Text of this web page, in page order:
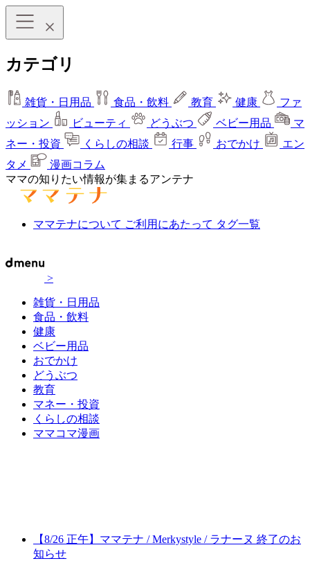
カテゴリ
雑貨・日用品 食品・飲料 教育 健康
ファ
ッション
ビューティ どうぶつ ベビー用品
マ
ネー・投資
くらしの相談 行事 おでかけ
エン
タメ
漫画コラム
ママの知りたい情報が集まるアンテナ
ママテナについて ご利用にあたって タグ一覧
>
雑貨・日用品
食品・飲料
健康
ベビー用品
おでかけ
どうぶつ
教育
マネー・投資
くらしの相談
ママコマ漫画
【8/26 正午】ママテナ / Merkystyle / ラナーヌ 終了のお
知らせ